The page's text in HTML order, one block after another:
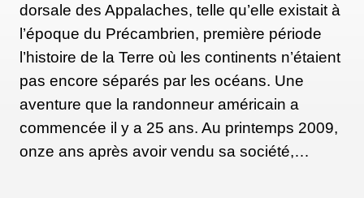
dorsale des Appalaches, telle qu’elle existait à
l’époque du Précambrien, première période
l’histoire de la Terre où les continents n’étaient
pas encore séparés par les océans. Une
aventure que la randonneur américain a
commencée il y a 25 ans. Au printemps 2009,
onze ans après avoir vendu sa société,…